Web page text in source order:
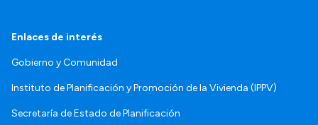
Enlaces de interés
Gobierno y Comunidad
Instituto de Planificación y Promoción de la Vivienda (IPPV)
Secretaría de Estado de Planificación